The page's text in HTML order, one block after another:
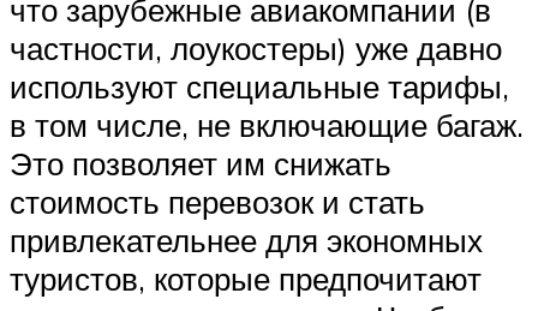
что зарубежные авиакомпании (в
частности, лоукостеры) уже давно
используют специальные тарифы,
в том числе, не включающие багаж.
Это позволяет им снижать
стоимость перевозок и стать
привлекательнее для экономных
туристов, которые предпочитают